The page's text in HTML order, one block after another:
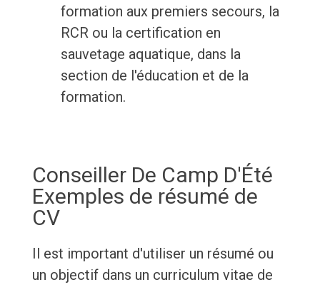
formation aux premiers secours, la
RCR ou la certification en
sauvetage aquatique, dans la
section de l'éducation et de la
formation.
Conseiller De Camp D'Été
Exemples de résumé de
CV
Il est important d'utiliser un résumé ou
un objectif dans un curriculum vitae de